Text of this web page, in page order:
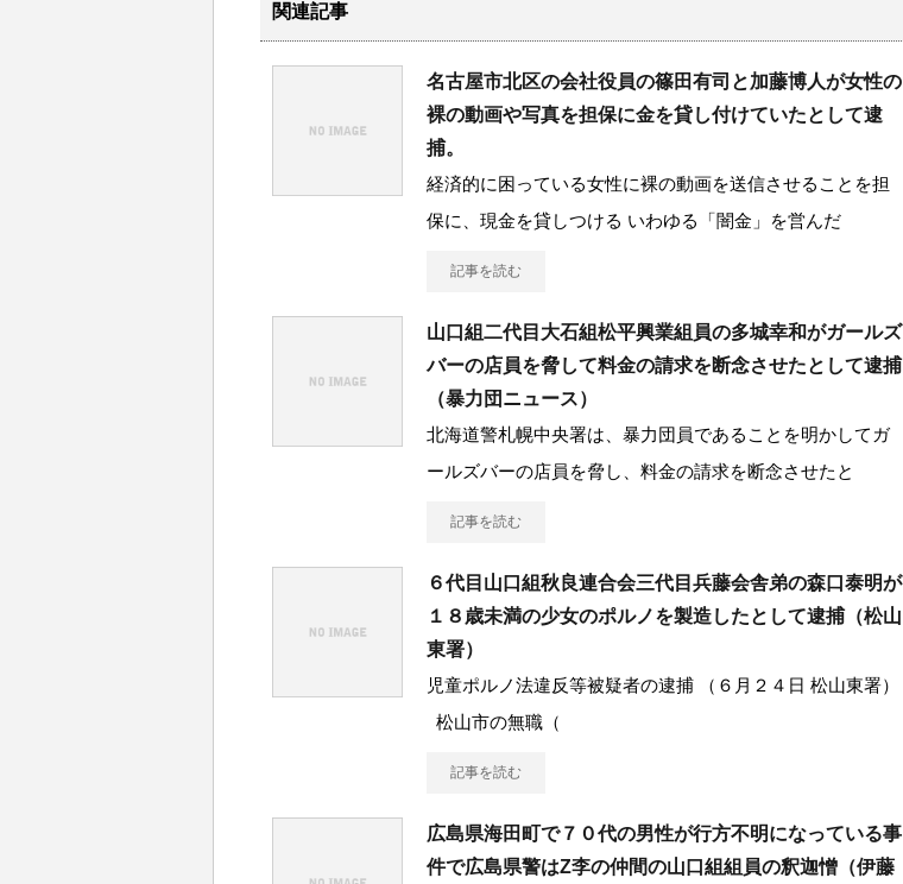
関連記事
名古屋市北区の会社役員の篠田有司と加藤博人が女性の
裸の動画や写真を担保に金を貸し付けていたとして逮
捕。
経済的に困っている女性に裸の動画を送信させることを担
保に、現金を貸しつける いわゆる「闇金」を営んだ
記事を読む
山口組二代目大石組松平興業組員の多城幸和がガールズ
バーの店員を脅して料金の請求を断念させたとして逮捕
（暴力団ニュース）
北海道警札幌中央署は、暴力団員であることを明かしてガ
ールズバーの店員を脅し、料金の請求を断念させたと
記事を読む
６代目山口組秋良連合会三代目兵藤会舎弟の森口泰明が
１８歳未満の少女のポルノを製造したとして逮捕（松山
東署）
児童ポルノ法違反等被疑者の逮捕 （６月２４日 松山東署）
松山市の無職（
記事を読む
広島県海田町で７０代の男性が行方不明になっている事
件で広島県警はZ李の仲間の山口組組員の釈迦憎（伊藤